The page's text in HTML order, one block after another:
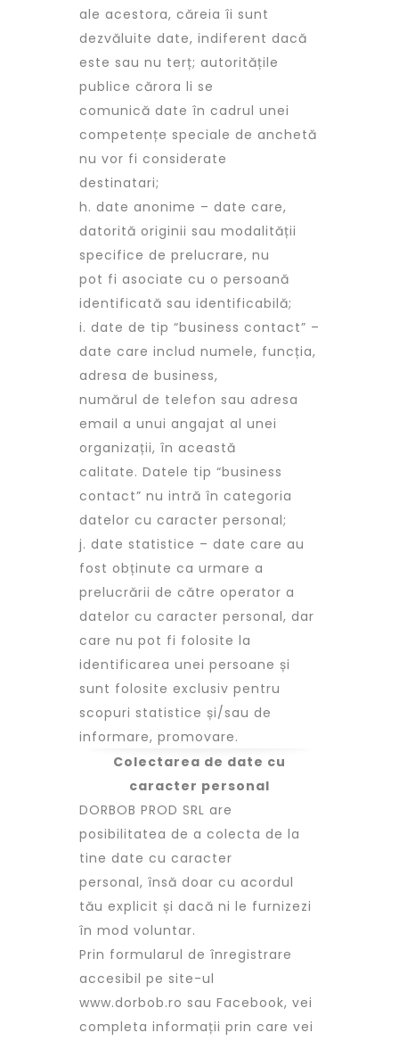
ale acestora, căreia îi sunt
dezvăluite date, indiferent dacă
este sau nu terț; autoritățile
publice cărora li se
comunică date în cadrul unei
competențe speciale de anchetă
nu vor fi considerate
destinatari;
h. date anonime – date care,
datorită originii sau modalității
specifice de prelucrare, nu
pot fi asociate cu o persoană
identificată sau identificabilă;
i. date de tip “business contact” –
date care includ numele, funcția,
adresa de business,
numărul de telefon sau adresa
email a unui angajat al unei
organizații, în această
calitate. Datele tip “business
contact” nu intră în categoria
datelor cu caracter personal;
j. date statistice – date care au
fost obținute ca urmare a
prelucrării de către operator a
datelor cu caracter personal, dar
care nu pot fi folosite la
identificarea unei persoane și
sunt folosite exclusiv pentru
scopuri statistice și/sau de
informare, promovare.
Colectarea de date cu
caracter personal
DORBOB PROD SRL are
posibilitatea de a colecta de la
tine date cu caracter
personal, însă doar cu acordul
tău explicit și dacă ni le furnizezi
în mod voluntar.
Prin formularul de înregistrare
accesibil pe site-ul
www.dorbob.ro sau Facebook, vei
completa informații prin care vei